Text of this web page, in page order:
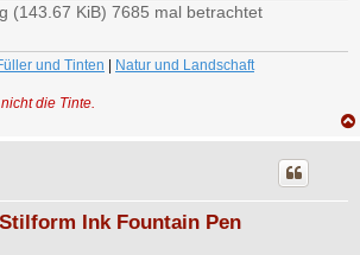
(143.67 KiB) 7685 mal betrachtet
und Tinten | Natur und Landschaft
die Tinte.
Ink Fountain Pen